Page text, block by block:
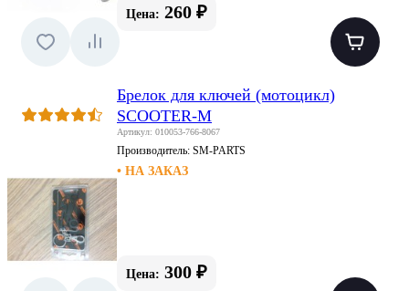
Цена: 260 ₽
Брелок для ключей (мотоцикл)
SCOOTER-M
Артикул: 010053-766-8067
Производитель: SM-PARTS
• НА ЗАКАЗ
Цена: 300 ₽